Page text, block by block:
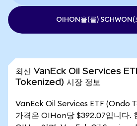
OIHON을(를) SCHWON(
최신 VanEck Oil Services
Tokenized) 시장 정보
VanEck Oil Services ETF (Ondo
가격은 OIHon당 $392.07입니다.